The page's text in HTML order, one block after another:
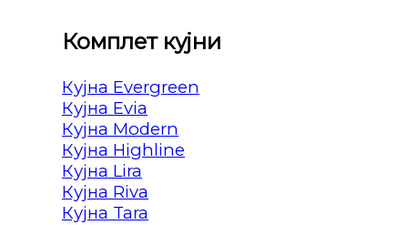
Комплет кујни
Кујна Evergreen
Кујна Evia
Кујна Modern
Кујна Highline
Кујна Lira
Кујна Riva
Кујна Tara